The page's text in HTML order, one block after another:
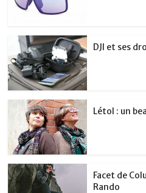
DJI et ses
Létol : un
Facet de
Rando